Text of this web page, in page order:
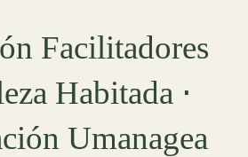
Facilitadores
Habitada ⋅
Umanagea